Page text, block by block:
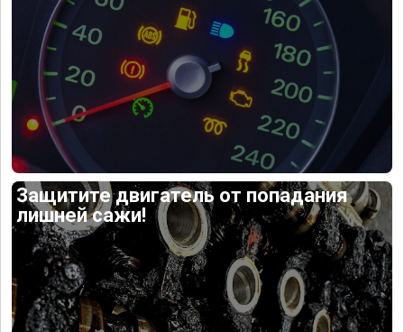
Защитите двигатель от попадания
лишней сажи!